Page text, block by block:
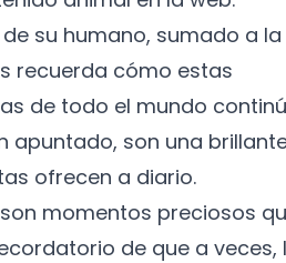
su humano, sumado a la
recuerda cómo estas
de todo el mundo
apuntado, son una
ofrecen a diario.
momentos preciosos
de que a veces,